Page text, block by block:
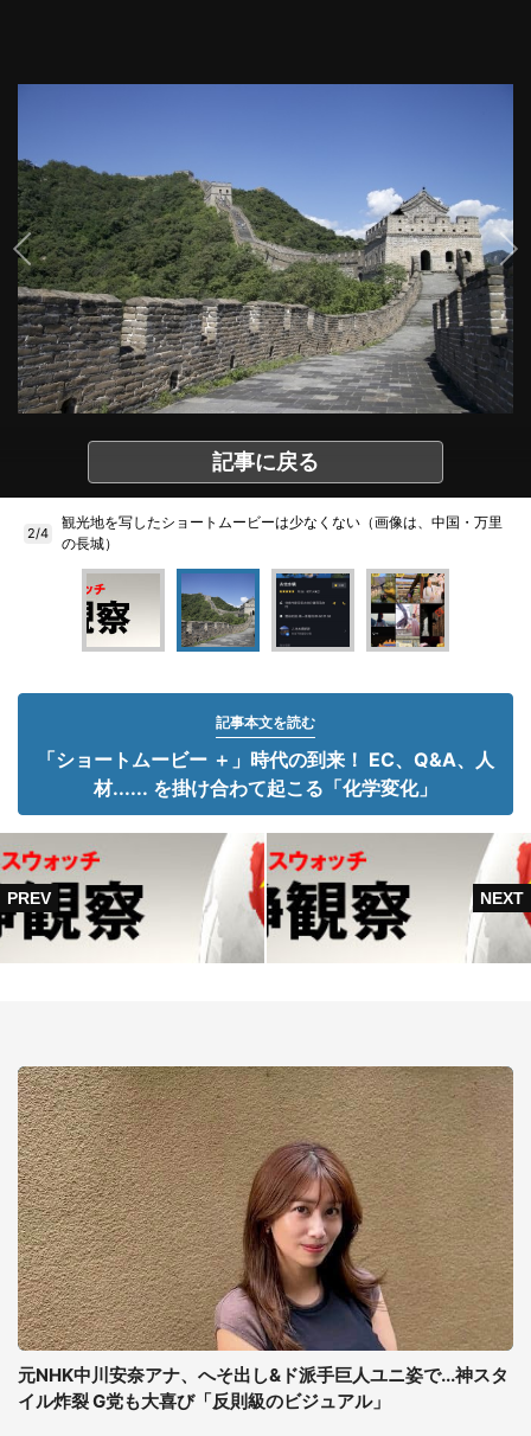
記事に戻る
2/4
観光地を写したショートムービーは少なくない（画像は、中国・万里
の長城）
記事本文を読む
「ショートムービー ＋」時代の到来！ EC、Q&A、人
材...... を掛け合わて起こる「化学変化」
元NHK中川安奈アナ、へそ出し&ド派手巨人ユニ姿で...神スタ
イル炸裂 G党も大喜び「反則級のビジュアル」